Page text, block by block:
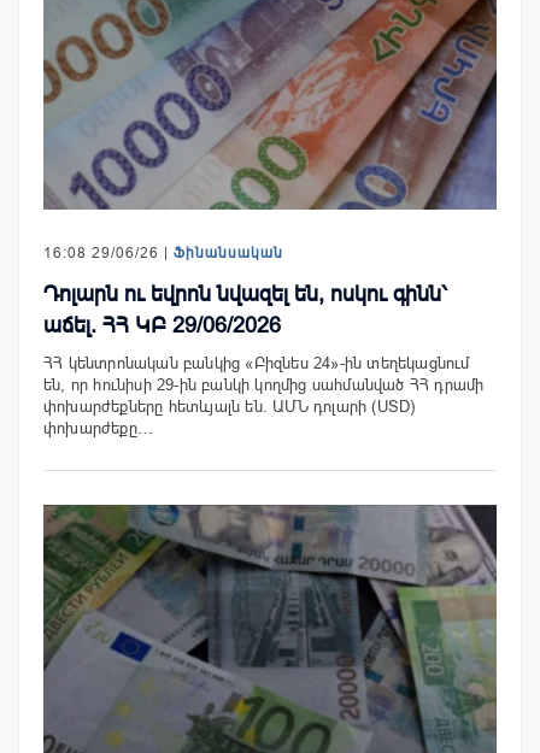
16:08 29/06/26 | Ֆինանսական
Դոլարն ու եվրոն նվազել են, ոսկու գինն՝
աճել. ՀՀ ԿԲ 29/06/2026
ՀՀ կենտրոնական բանկից «Բիզնես 24»-ին տեղեկացնում
են, որ հունիսի 29-ին բանկի կողմից սահմանված ՀՀ դրամի
փոխարժեքները հետևյալն են. ԱՄՆ դոլարի (USD)
փոխարժեքը…